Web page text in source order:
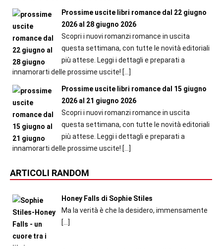
Prossime uscite libri romance dal 22 giugno
2026 al 28 giugno 2026
Scopri i nuovi romanzi romance in uscita
questa settimana, con tutte le novità editoriali
più attese. Leggi i dettagli e preparati a
innamorarti delle prossime uscite! […]
Prossime uscite libri romance dal 15 giugno
2026 al 21 giugno 2026
Scopri i nuovi romanzi romance in uscita
questa settimana, con tutte le novità editoriali
più attese. Leggi i dettagli e preparati a
innamorarti delle prossime uscite! […]
ARTICOLI RANDOM
Honey Falls di Sophie Stiles
Ma la verità è che la desidero, immensamente
[…]